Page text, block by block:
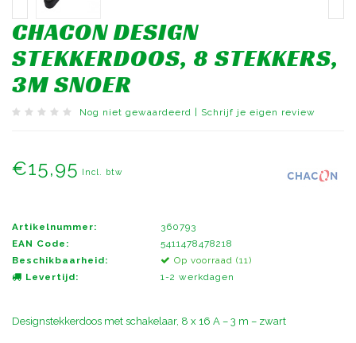
CHACON DESIGN
STEKKERDOOS, 8 STEKKERS,
3M SNOER
Nog niet gewaardeerd Schrijf je eigen review
€15,95 Incl. btw
Artikelnummer:
360793
EAN Code:
5411478478218
Beschikbaarheid:
Op voorraad (11)
Levertijd:
1-2 werkdagen
Designstekkerdoos met schakelaar, 8 x 16 A – 3 m – zwart